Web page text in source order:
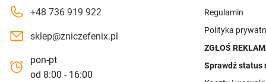
+48 736 919 922
sklep@zniczefenix.pl
pon-pt
od 8:00 - 16:00
Regulamin
Polityka
ZGŁOŚ
Sprawdź status